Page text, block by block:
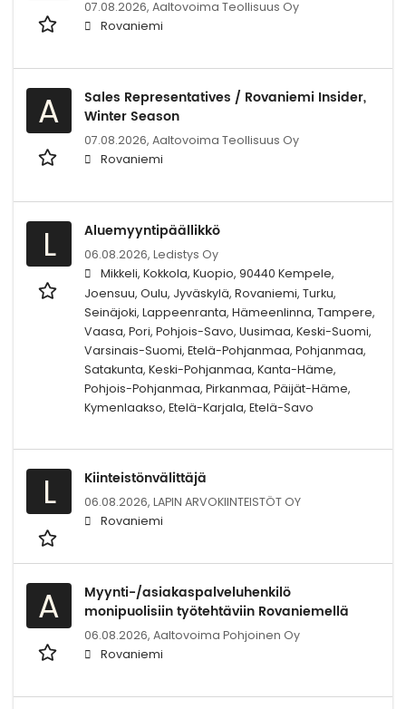
07.08.2026, Aaltovoima Teollisuus Oy
Rovaniemi
A
Sales Representatives / Rovaniemi Insider,
Winter Season
07.08.2026, Aaltovoima Teollisuus Oy
Rovaniemi
L Aluemyyntipäällikkö
06.08.2026, Ledistys Oy
Mikkeli, Kokkola, Kuopio, 90440 Kempele,
Joensuu, Oulu, Jyväskylä, Rovaniemi, Turku,
Seinäjoki, Lappeenranta, Hämeenlinna, Tampere,
Vaasa, Pori, Pohjois-Savo, Uusimaa, Keski-Suomi,
Varsinais-Suomi, Etelä-Pohjanmaa, Pohjanmaa,
Satakunta, Keski-Pohjanmaa, Kanta-Häme,
Pohjois-Pohjanmaa, Pirkanmaa, Päijät-Häme,
Kymenlaakso, Etelä-Karjala, Etelä-Savo
L Kiinteistönvälittäjä
06.08.2026, LAPIN ARVOKIINTEISTÖT OY
Rovaniemi
A
Myynti-/asiakaspalveluhenkilö
monipuolisiin työtehtäviin Rovaniemellä
06.08.2026, Aaltovoima Pohjoinen Oy
Rovaniemi